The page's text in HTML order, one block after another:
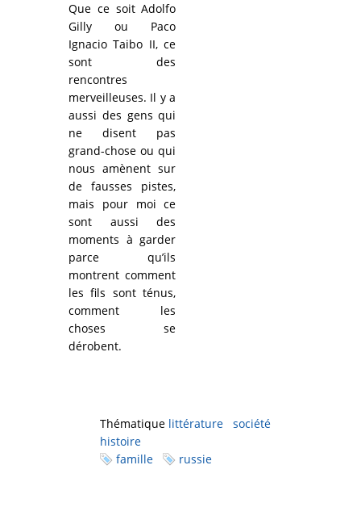
Que ce soit Adolfo
Gilly ou Paco
Ignacio Taibo II, ce
sont des
rencontres
merveilleuses. Il y a
aussi des gens qui
ne disent pas
grand-chose ou qui
nous amènent sur
de fausses pistes,
mais pour moi ce
sont aussi des
moments à garder
parce qu’ils
montrent comment
les fils sont ténus,
comment les
choses se
dérobent.
Thématique littérature
société
histoire
famille
russie